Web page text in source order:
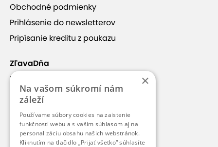
Obchodné podmienky
Prihlásenie do newsletterov
Pripísanie kreditu z poukazu
ZľavaDňa
Náš príbeh
Kontakt
Kariéra
Blog
Pre médiá
×
Na vašom súkromí nám
záleží
Používame súbory cookies na zaistenie
funkčnosti webu a s vaším súhlasom aj na
personalizáciu obsahu našich webstránok.
Kliknutím na tlačidlo „Prijať všetko“ súhlasíte